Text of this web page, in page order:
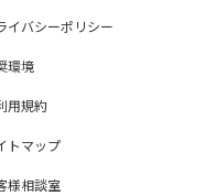
イバシーポリシー
環境
用規約
トマップ
様相談室